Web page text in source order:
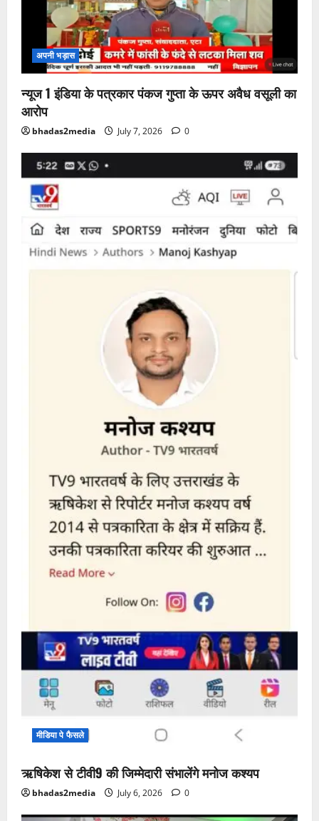
अपनी भड़ास
न्यूज 1 इंडिया के पत्रकार पंकज गुप्ता के ऊपर अवैध वसूली का
आरोप
bhadas2media July 7, 2026 0
मीडिया पे फैसले
ऋषिकेश से टीवी9 की जिम्मेदारी संभालेंगे मनोज कश्यप
bhadas2media July 6, 2026 0